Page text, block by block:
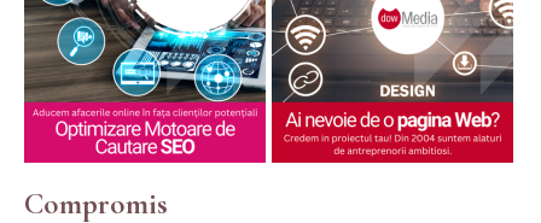
Compromis